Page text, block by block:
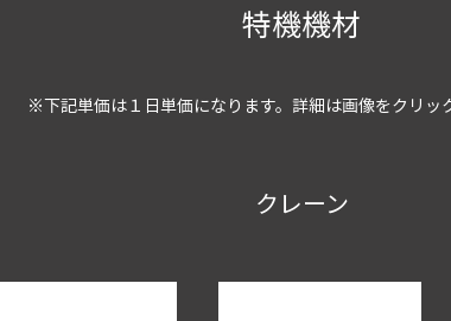
特機機材
※下記単価は１日単価になります。詳細は画像をクリッ
クレーン